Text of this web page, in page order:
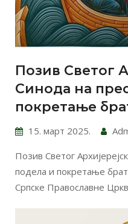
Позив Светог
Синода на
покретање
15. март 2025.
Позив Светог
подела и покретање
Српске Православне